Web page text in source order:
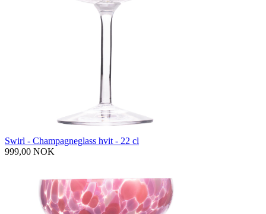
Swirl - Champagneglass hvit - 22 cl
999,00 NOK